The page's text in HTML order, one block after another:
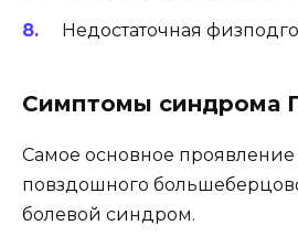
Недостаточная
Симптомы синдрома
Самое основное
повздошного
болевой синдром.